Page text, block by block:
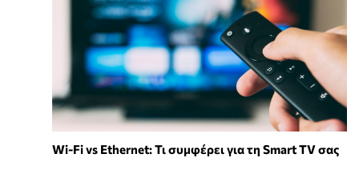
Wi-Fi vs Ethernet: Τι συμφέρει για τη Smart TV σας